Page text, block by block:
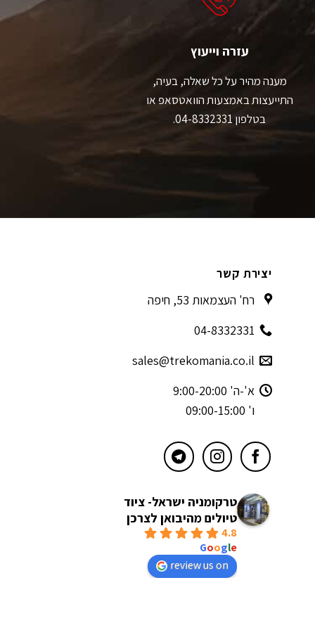
בעמוד
המוצר
עזרה וייעוץ
מענה מהיר על כל שאלה, בעיה,
התייעצות באמצעות הוואטסאפ או
בטלפון 04-8332331.
יצירת קשר
רח' העצמאות 53, חיפה
04-8332331
sales@trekomania.co.il
א'-ה' 9:00-20:00
ו' 09:00-15:00
טרקומניה ישראל- ציוד
טיולים מהיבואן לצרכן
4.8
Google
review us on